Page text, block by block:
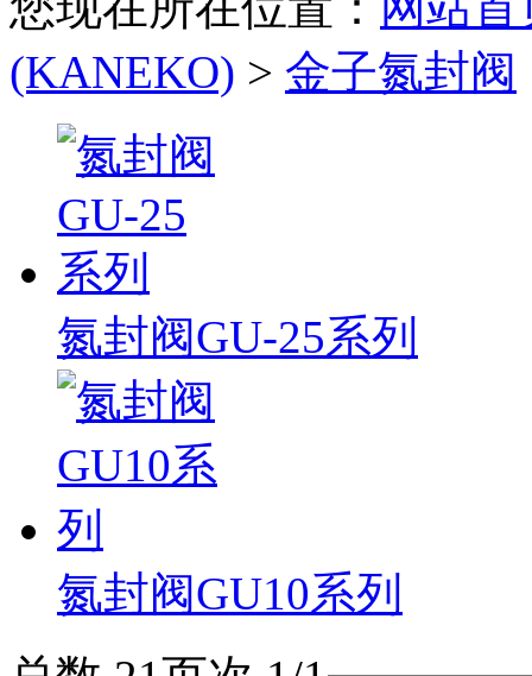
(KANEKO) > 金子氮封阀
氮封阀GU-25系列
氮封阀GU10系列